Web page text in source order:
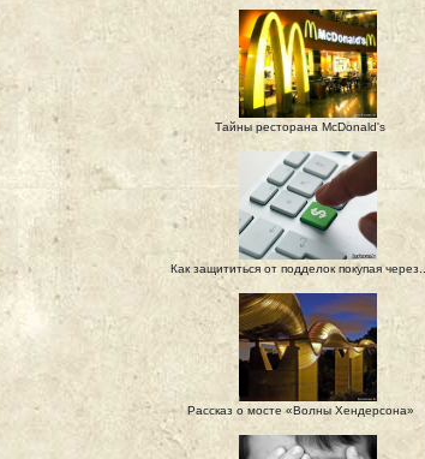
Тайны ресторана McDonald's
Как защититься от подделок покупая через...
Рассказ о мосте «Волны Хендерсона»